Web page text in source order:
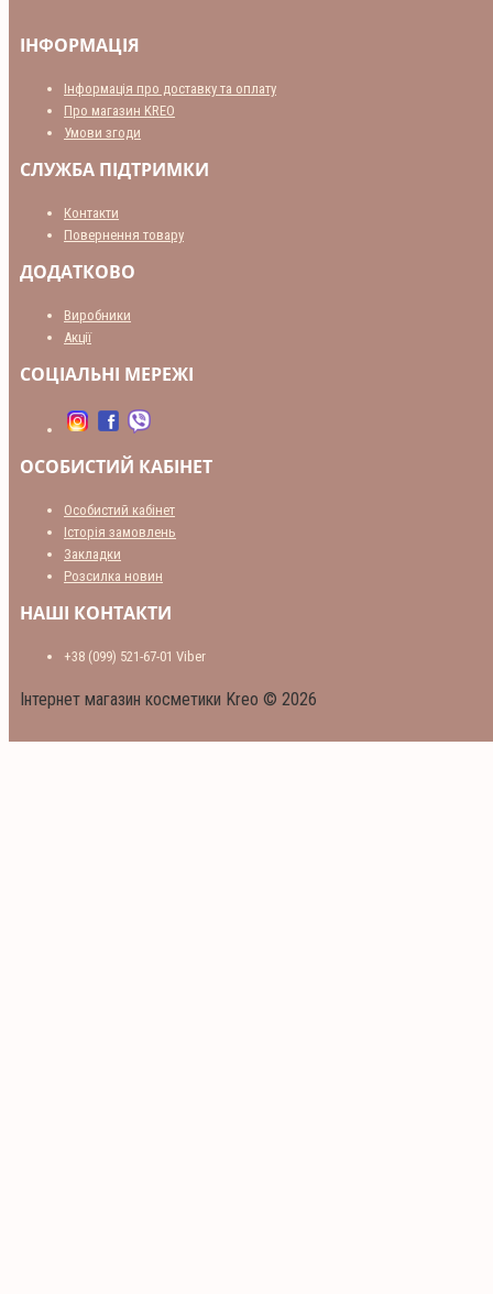
ІНФОРМАЦІЯ
Інформація про доставку та оплату
Про магазин KREO
Умови згоди
СЛУЖБА ПІДТРИМКИ
Контакти
Повернення товару
ДОДАТКОВО
Виробники
Акції
СОЦІАЛЬНІ МЕРЕЖІ
ОСОБИСТИЙ КАБІНЕТ
Особистий кабінет
Історія замовлень
Закладки
Розсилка новин
НАШІ КОНТАКТИ
+38 (099) 521-67-01 Viber
Інтернет магазин косметики Kreo © 2026